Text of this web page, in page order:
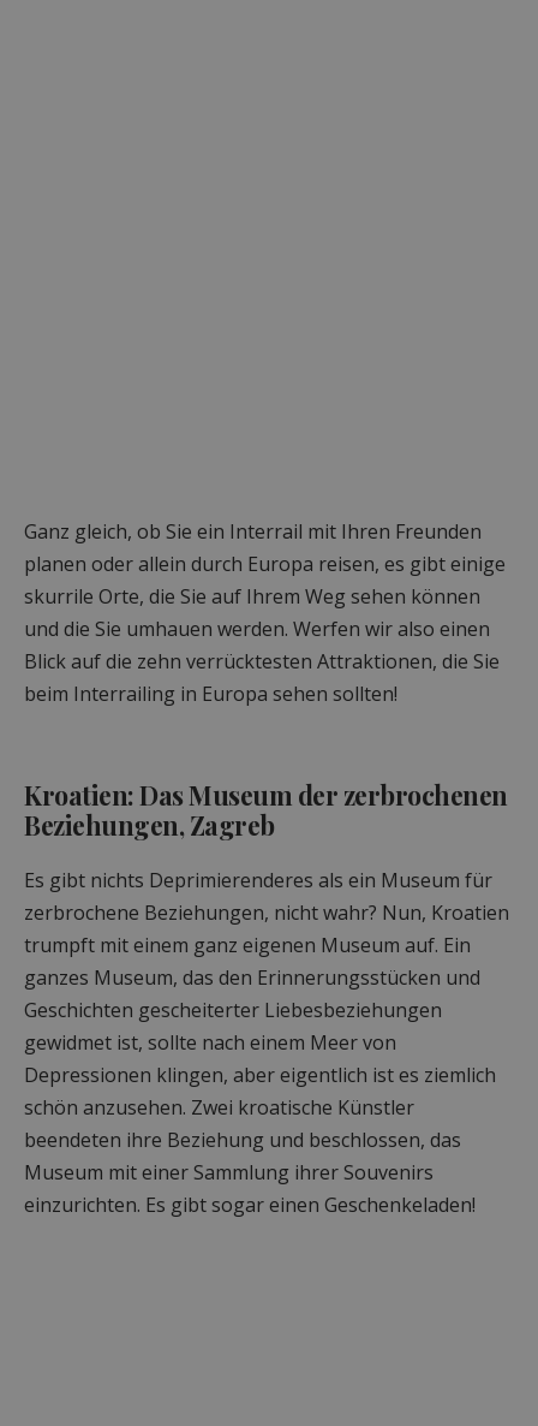
Ganz gleich, ob Sie ein Interrail mit Ihren Freunden
planen oder allein durch Europa reisen, es gibt einige
skurrile Orte, die Sie auf Ihrem Weg sehen können
und die Sie umhauen werden. Werfen wir also einen
Blick auf die zehn verrücktesten Attraktionen, die Sie
beim Interrailing in Europa sehen sollten!
Kroatien: Das Museum der zerbrochenen
Beziehungen, Zagreb
Es gibt nichts Deprimierenderes als ein Museum für
zerbrochene Beziehungen, nicht wahr? Nun, Kroatien
trumpft mit einem ganz eigenen Museum auf. Ein
ganzes Museum, das den Erinnerungsstücken und
Geschichten gescheiterter Liebesbeziehungen
gewidmet ist, sollte nach einem Meer von
Depressionen klingen, aber eigentlich ist es ziemlich
schön anzusehen. Zwei kroatische Künstler
beendeten ihre Beziehung und beschlossen, das
Museum mit einer Sammlung ihrer Souvenirs
einzurichten. Es gibt sogar einen Geschenkeladen!